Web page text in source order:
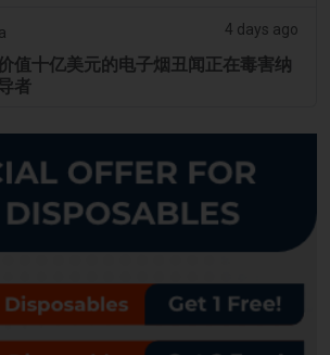
4 days ago
值十亿美元的电子烟丑闻正在毒害纳
者